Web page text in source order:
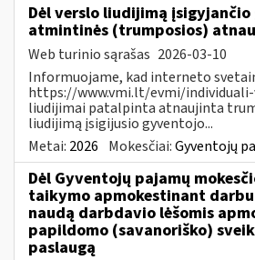
Dėl verslo liudijimą
atmintinės (trumposios)
Web turinio sąrašas 2026-03-10
Informuojame, kad interneto
https://www.vmi.lt/evmi/
liudijimai patalpinta atnaujinta
liudijimą įsigijusio gyventojo...
Metai: 2026 Mokesčiai:Gyventojų
Dėl Gyventojų pajamų
taikymo apmokestinant
naudą darbdavio lėšomis
papildomo (savanoriško)
paslaugą